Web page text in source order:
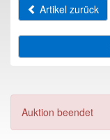
Artikel zurück
Auktion beendet